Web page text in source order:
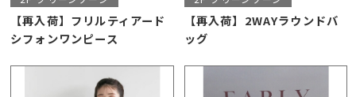
【再入荷】フリルティアード
シフォンワンピース
【再入荷】2WAYラウンドバ
ッグ